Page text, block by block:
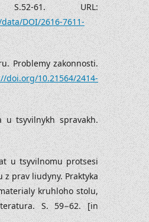
61. URL:
DOI/2616-7611-
Problemy zakonnosti.
doi.org/10.21564/2414-
u tsyvilnykh spravakh.
u tsyvilnomu protsesi
z prav liudyny. Praktyka
kruhloho stolu,
S. 59−62. [in